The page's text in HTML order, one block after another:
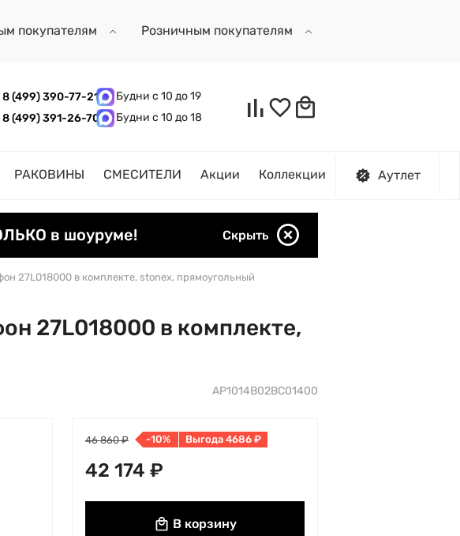
покупателям Розничным покупателям
8 (499) 390-77-21
Будни с 10 до 19
8 (499) 391-26-70 Будни с 10 до 18
РАКОВИНЫ СМЕСИТЕЛИ Акции Коллекции Аутлет
в шоуруме! Скрыть
27L018000 в комплекте, stonex, прямоугольный
27L018000 в комплекте,
AP1014B02BC01400
46 860 ₽ -10% Выгода 4686 ₽
42 174 ₽
В корзину